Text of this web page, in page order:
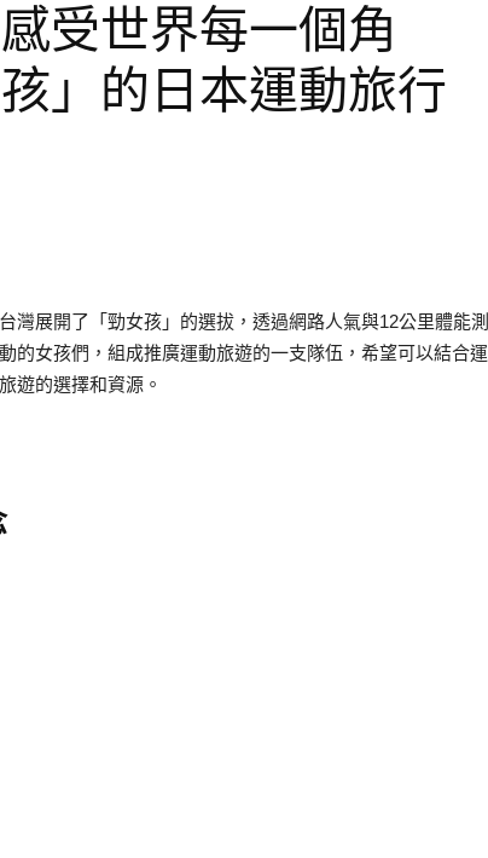
受世界每一個角
」的日本運動旅行
灣展開了「勁女孩」的選拔，透過網路人氣與12公里體能測
的女孩們，組成推廣運動旅遊的一支隊伍，希望可以結合運
遊的選擇和資源。